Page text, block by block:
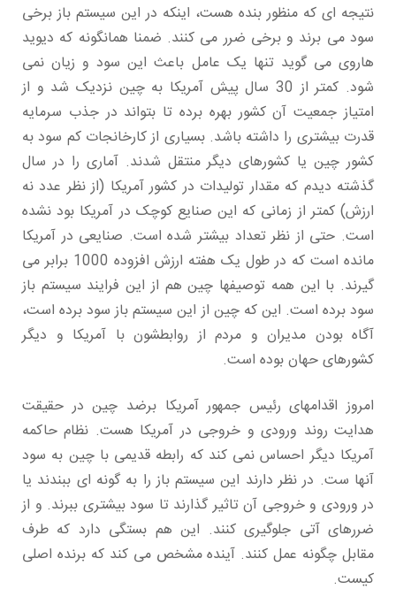
نتیجه ای که منظور بنده هست، اینکه در این سیستم باز برخی
سود می برند و برخی ضرر می کنند. ضمنا همانگونه که دیوید
هاروی می گوید تنها یک عامل باعث این سود و زیان نمی
شود. کمتر از 30 سال پیش آمریکا به چین نزدیک شد و از
امتیاز جمعیت آن کشور بهره برده تا بتواند در جذب سرمایه
قدرت بیشتری را داشته باشد. بسیاری از کارخانجات کم سود به
کشور چین یا کشورهای دیگر منتقل شدند. آماری را در سال
گذشته دیدم که مقدار تولیدات در کشور آمریکا (از نظر عدد نه
ارزش) کمتر از زمانی که این صنایع کوچک در آمریکا بود نشده
است. حتی از نظر تعداد بیشتر شده است. صنایعی در آمریکا
مانده است که در طول یک هفته ارزش افزوده 1000 برابر می
گیرند. با این همه توصیفها چین هم از این فرایند سیستم باز
سود برده است. این که چین از این سیستم باز سود برده است،
آگاه بودن مدیران و مردم از روابطشون با آمریکا و دیگر
کشورهای حهان بوده است.
امروز اقدامهای رئیس جمهور آمریکا برضد چین در حقیقت
هدایت روند ورودی و خروجی در آمریکا هست. نظام حاکمه
آمریکا دیگر احساس نمی کند که رابطه قدیمی با چین به سود
آنها ست. در نظر دارند این سیستم باز را به گونه ای ببندند یا
در ورودی و خروجی آن تاثیر گذارند تا سود بیشتری ببرند. و از
ضررهای آتی جلوگیری کنند. این هم بستگی دارد که طرف
مقابل چگونه عمل کنند. آینده مشخص می کند که برنده اصلی
کیست.